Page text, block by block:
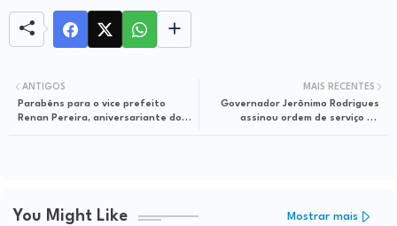
MAIS RECENTES
Governador Jerônimo Rodrigues
assinou ordem de serviço na
ANTIGOS
Parabéns para o vice prefeito
Renan Pereira, aniversariante do
You Might Like Mostrar mais